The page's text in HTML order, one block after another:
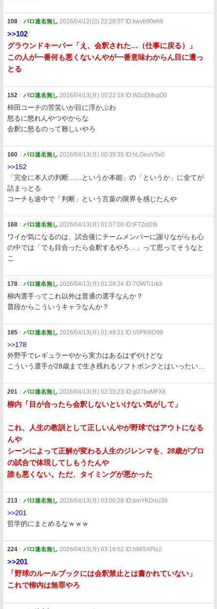
108 ： パロ速名無し 2026/04/12(日) 22:28:07 ID:kwyb90eh9
>>102
グラウンドキーパー「え、会釈された…（仕事に戻る）」
この人が一番何も悪くないんやが一番意味わからん目に遭っ
とる
152 ： パロ速名無し 2026/04/13(月) 00:22:18 ID:W2cEMsqO0
柿田コーチの苦笑いが目に浮かぶわ
怒るに怒れんやつやからな
会釈に怒るのって難しいやろ
160 ： パロ速名無し 2026/04/13(月) 00:39:35 ID:hLGeuVSx0
>>152
「完全に本人の判断……というか本能」の「というか」に全てが
詰まっとる
コーチも途中で「判断」という言葉の限界を感じたんや
168 ： パロ速名無し 2026/04/13(月) 01:07:00 ID:iFTZot2I6
ワイが気になるのは、試合後にチームメンバーに謝りながらも心
の中では「でも目合ったら会釈するやろ…」って思ってそうなと
こ
178 ： パロ速名無し 2026/04/13(月) 01:28:24 ID:7OWTi1rk3
柳内選手ってこれ以外は普通の選手なんか？
普段からこういうキャラなんか？
185 ： パロ速名無し 2026/04/13(月) 01:48:21 ID:V0FKl6D99
>>178
外野手でレギュラーやから実力はあるはずやけどな
こういう選手が28歳まで生き残れるソフトボンクとはいったい…
201 ： パロ速名無し 2026/04/13(月) 02:35:23 ID:gD7bxMFX8
柳内「目が合ったら会釈しないといけない気がして」
これ、人生の教訓として正しいんやが野球ではアウトになる
んや
シーンによって正解が変わる人生のジレンマを、28歳がプロ
の試合で体現してしもうたんや
誰も悪くない。ただ、タイミングが悪かった
213 ： パロ速名無し 2026/04/13(月) 03:00:28 ID:amYKDnU38
>>201
哲学的にまとめるなｗｗｗ
224 ： パロ速名無し 2026/04/13(月) 03:16:52 ID:h965XPiz2
>>201
「野球のルールブックには会釈禁止とは書かれていない」
これで柳内は無罪やろ